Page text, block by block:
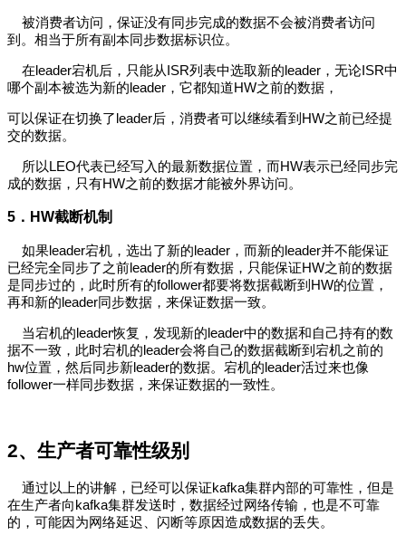
被消费者访问，保证没有同步完成的数据不会被消费者访问
到。相当于所有副本同步数据标识位。
在leader宕机后，只能从ISR列表中选取新的leader，无论ISR中
哪个副本被选为新的leader，它都知道HW之前的数据，
可以保证在切换了leader后，消费者可以继续看到HW之前已经提
交的数据。
所以LEO代表已经写入的最新数据位置，而HW表示已经同步完
成的数据，只有HW之前的数据才能被外界访问。
5． HW截断机制
如果leader宕机，选出了新的leader，而新的leader并不能保证
已经完全同步了之前leader的所有数据，只能保证HW之前的数据
是同步过的，此时所有的follower都要将数据截断到HW的位置，
再和新的leader同步数据，来保证数据一致。
当宕机的leader恢复，发现新的leader中的数据和自己持有的数
据不一致，此时宕机的leader会将自己的数据截断到宕机之前的
hw位置，然后同步新leader的数据。宕机的leader活过来也像
follower一样同步数据，来保证数据的一致性。
2、 生产者可靠性级别
通过以上的讲解，已经可以保证kafka集群内部的可靠性，但是
在生产者向kafka集群发送时，数据经过网络传输，也是不可靠
的，可能因为网络延迟、闪断等原因造成数据的丢失。